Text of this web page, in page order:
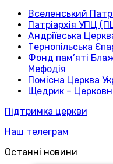
Вселенський
Патріархія УПЦ
Андріївська
Тернопільська
Фонд пам’яті
Мефодія
Помісна Церква
Щедрик –
Підтримка церкви
Наш телеграм
Останні новини